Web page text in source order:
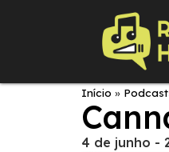
Início »
4 de junho -